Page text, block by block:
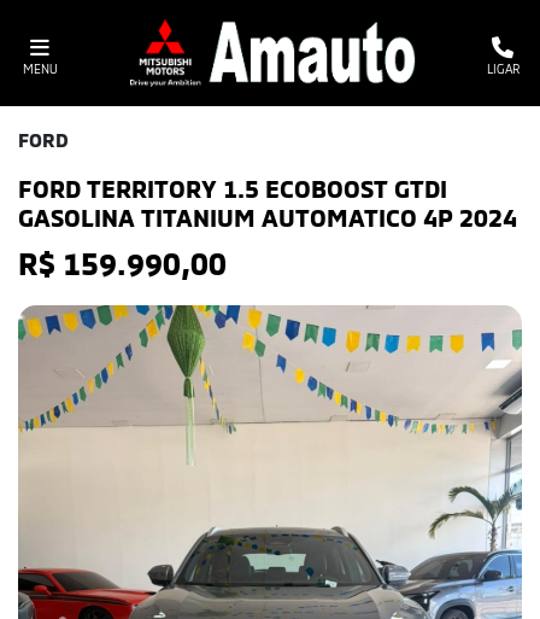
MENU LIGAR
FORD
FORD TERRITORY 1.5 ECOBOOST GTDI
GASOLINA TITANIUM AUTOMATICO 4P 2024
R$ 159.990,00